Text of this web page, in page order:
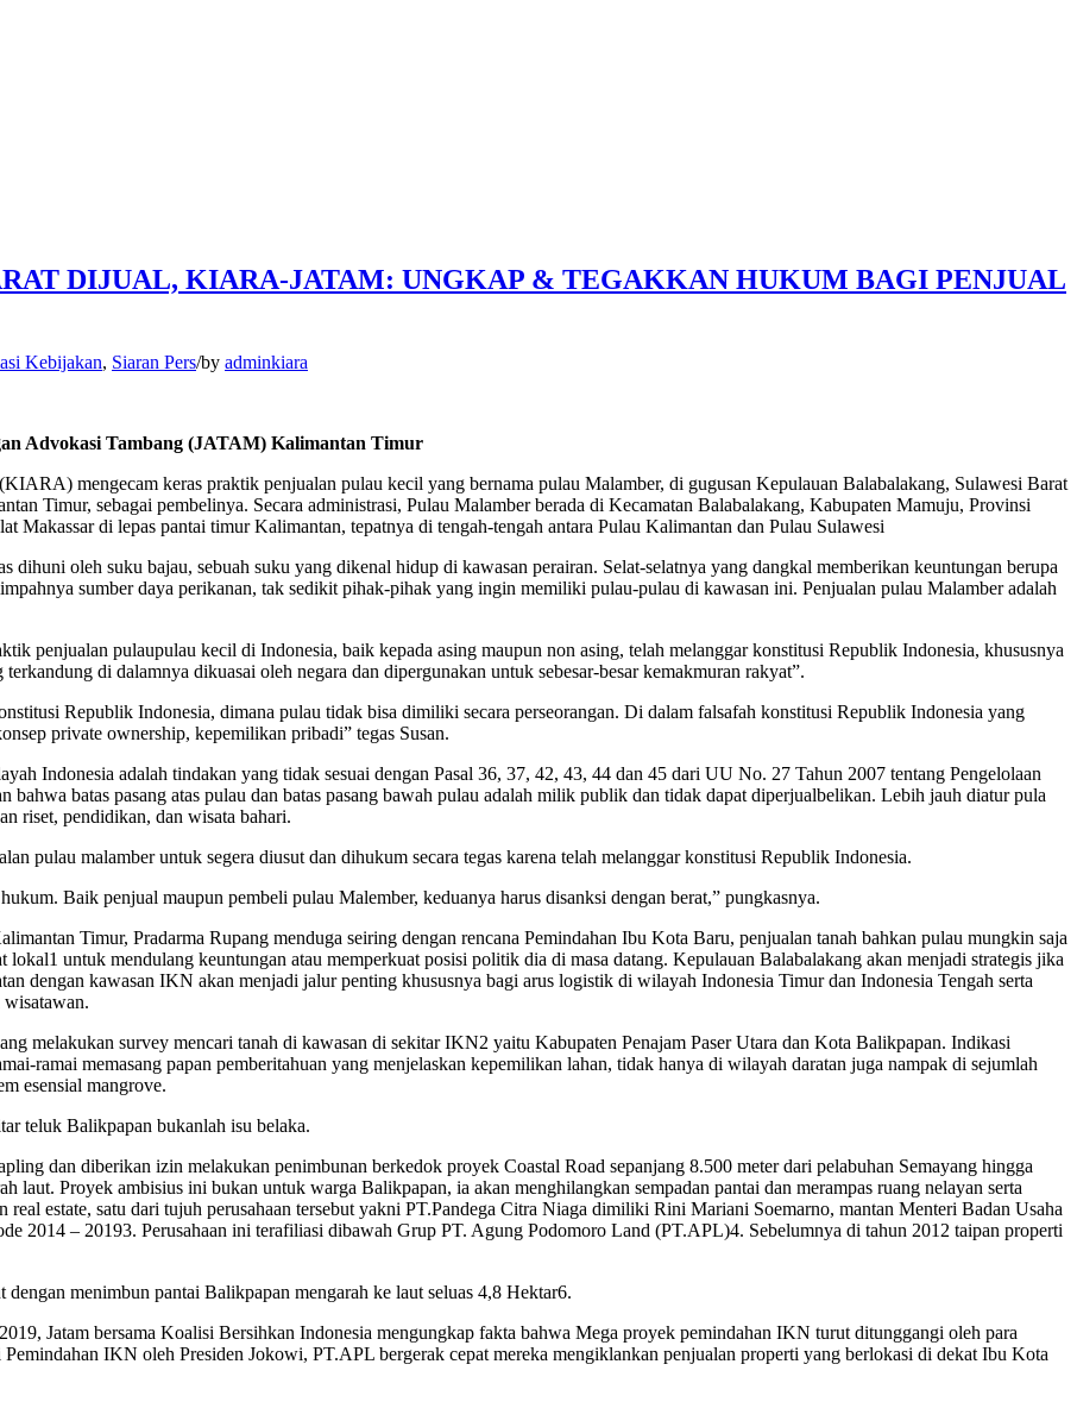
DIJUAL, KIARA-JATAM: UNGKAP & TEGAKKAN HUKUM BAGI PENJUAL
Kebijakan, Siaran Pers/by adminkiara
Advokasi Tambang (JATAM) Kalimantan Timur
mengecam keras praktik penjualan pulau kecil yang bernama pulau Malamber, di gugusan Kepulauan Balabalakang, Sulawesi Barat
Timur, sebagai pembelinya. Secara administrasi, Pulau Malamber berada di Kecamatan Balabalakang, Kabupaten Mamuju, Provinsi
Makassar di lepas pantai timur Kalimantan, tepatnya di tengah-tengah antara Pulau Kalimantan dan Pulau Sulawesi
dihuni oleh suku bajau, sebuah suku yang dikenal hidup di kawasan perairan. Selat-selatnya yang dangkal memberikan keuntungan berupa
sumber daya perikanan, tak sedikit pihak-pihak yang ingin memiliki pulau-pulau di kawasan ini. Penjualan pulau Malamber adalah
penjualan pulaupulau kecil di Indonesia, baik kepada asing maupun non asing, telah melanggar konstitusi Republik Indonesia, khususnya
di dalamnya dikuasai oleh negara dan dipergunakan untuk sebesar-besar kemakmuran rakyat”.
Republik Indonesia, dimana pulau tidak bisa dimiliki secara perseorangan. Di dalam falsafah konstitusi Republik Indonesia yang
private ownership, kepemilikan pribadi” tegas Susan.
Indonesia adalah tindakan yang tidak sesuai dengan Pasal 36, 37, 42, 43, 44 dan 45 dari UU No. 27 Tahun 2007 tentang Pengelolaan
batas pasang atas pulau dan batas pasang bawah pulau adalah milik publik dan tidak dapat diperjualbelikan. Lebih jauh diatur pula
riset, pendidikan, dan wisata bahari.
pulau malamber untuk segera diusut dan dihukum secara tegas karena telah melanggar konstitusi Republik Indonesia.
Baik penjual maupun pembeli pulau Malember, keduanya harus disanksi dengan berat,” pungkasnya.
Timur, Pradarma Rupang menduga seiring dengan rencana Pemindahan Ibu Kota Baru, penjualan tanah bahkan pulau mungkin saja
untuk mendulang keuntungan atau memperkuat posisi politik dia di masa datang. Kepulauan Balabalakang akan menjadi strategis jika
dengan kawasan IKN akan menjadi jalur penting khususnya bagi arus logistik di wilayah Indonesia Timur dan Indonesia Tengah serta
melakukan survey mencari tanah di kawasan di sekitar IKN2 yaitu Kabupaten Penajam Paser Utara dan Kota Balikpapan. Indikasi
ramai memasang papan pemberitahuan yang menjelaskan kepemilikan lahan, tidak hanya di wilayah daratan juga nampak di sejumlah
esensial mangrove.
teluk Balikpapan bukanlah isu belaka.
dan diberikan izin melakukan penimbunan berkedok proyek Coastal Road sepanjang 8.500 meter dari pelabuhan Semayang hingga
laut. Proyek ambisius ini bukan untuk warga Balikpapan, ia akan menghilangkan sempadan pantai dan merampas ruang nelayan serta
estate, satu dari tujuh perusahaan tersebut yakni PT.Pandega Citra Niaga dimiliki Rini Mariani Soemarno, mantan Menteri Badan Usaha
2014 – 20193. Perusahaan ini terafiliasi dibawah Grup PT. Agung Podomoro Land (PT.APL)4. Sebelumnya di tahun 2012 taipan properti
menimbun pantai Balikpapan mengarah ke laut seluas 4,8 Hektar6.
Jatam bersama Koalisi Bersihkan Indonesia mengungkap fakta bahwa Mega proyek pemindahan IKN turut ditunggangi oleh para
IKN oleh Presiden Jokowi, PT.APL bergerak cepat mereka mengiklankan penjualan properti yang berlokasi di dekat Ibu Kota